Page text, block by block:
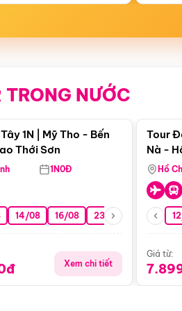
TRONG NƯỚC
Điểm nổi bật
1N | Mỹ Tho - Bến
Thới Sơn
1N0Đ
14/08 16/08 23/08 30/08
Xem chi tiết
Tour
Nà -
Nha
Hồ
Giá từ: